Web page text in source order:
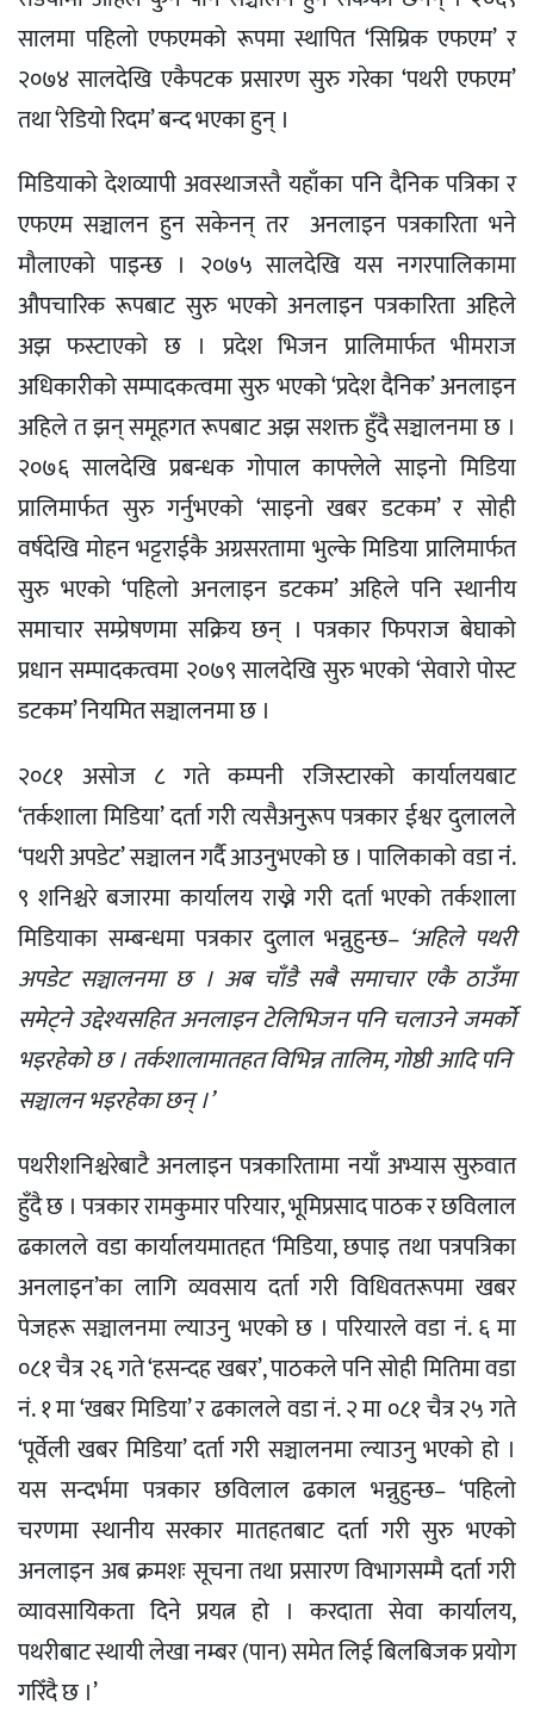
सालमा पहिलो एफएमको रूपमा स्थापित ‘सिम्रिक एफएम’ र
२०७४ सालदेखि एकैपटक प्रसारण सुरु गरेका ‘पथरी एफएम’
तथा ‘रेडियो रिदम’ बन्द भएका हुन् ।
मिडियाको देशव्यापी अवस्थाजस्तै यहाँका पनि दैनिक पत्रिका र
एफएम सञ्चालन हुन सकेनन् तर अनलाइन पत्रकारिता भने
मौलाएको पाइन्छ । २०७५ सालदेखि यस नगरपालिकामा
औपचारिक रूपबाट सुरु भएको अनलाइन पत्रकारिता अहिले
अझ फस्टाएको छ । प्रदेश भिजन प्रालिमार्फत भीमराज
अधिकारीको सम्पादकत्वमा सुरु भएको ‘प्रदेश दैनिक’ अनलाइन
अहिले त झन् समूहगत रूपबाट अझ सशक्त हुँदै सञ्चालनमा छ ।
२०७६ सालदेखि प्रबन्धक गोपाल काफ्लेले साइनो मिडिया
प्रालिमार्फत सुरु गर्नुभएको ‘साइनो खबर डटकम’ र सोही
वर्षदेखि मोहन भट्टराईकै अग्रसरतामा भुल्के मिडिया प्रालिमार्फत
सुरु भएको ‘पहिलो अनलाइन डटकम’ अहिले पनि स्थानीय
समाचार सम्प्रेषणमा सक्रिय छन् । पत्रकार फिपराज बेघाको
प्रधान सम्पादकत्वमा २०७९ सालदेखि सुरु भएको ‘सेवारो पोस्ट
डटकम’ नियमित सञ्चालनमा छ ।
२०८१ असोज ८ गते कम्पनी रजिस्टारको कार्यालयबाट
‘तर्कशाला मिडिया’ दर्ता गरी त्यसैअनुरूप पत्रकार ईश्वर दुलालले
‘पथरी अपडेट’ सञ्चालन गर्दै आउनुभएको छ । पालिकाको वडा नंं.
९ शनिश्चरे बजारमा कार्यालय राख्ने गरी दर्ता भएको तर्कशाला
मिडियाका सम्बन्धमा पत्रकार दुलाल भन्नुहुन्छ– ‘अहिले पथरी
अपडेट सञ्चालनमा छ । अब चाँडै सबै समाचार एकै ठाउँमा
समेट्ने उद्देश्यसहित अनलाइन टेलिभिजन पनि चलाउने जमर्को
भइरहेको छ । तर्कशालामातहत विभिन्न तालिम, गोष्ठी आदि पनि
सञ्चालन भइरहेका छन् ।’
पथरीशनिश्चरेबाटै अनलाइन पत्रकारितामा नयाँ अभ्यास सुरुवात
हुँदै छ । पत्रकार रामकुमार परियार, भूमिप्रसाद पाठक र छविलाल
ढकालले वडा कार्यालयमातहत ‘मिडिया, छपाइ तथा पत्रपत्रिका
अनलाइन’का लागि व्यवसाय दर्ता गरी विधिवतरूपमा खबर
पेजहरू सञ्चालनमा ल्याउनु भएको छ । परियारले वडा नं. ६ मा
०८१ चैत्र २६ गते ‘हसन्दह खबर’, पाठकले पनि सोही मितिमा वडा
नं. १ मा ‘खबर मिडिया’ र ढकालले वडा नं. २ मा ०८१ चैत्र २५ गते
‘पूर्वेली खबर मिडिया’ दर्ता गरी सञ्चालनमा ल्याउनु भएको हो ।
यस सन्दर्भमा पत्रकार छविलाल ढकाल भन्नुहुन्छ– ‘पहिलो
चरणमा स्थानीय सरकार मातहतबाट दर्ता गरी सुरु भएको
अनलाइन अब क्रमशः सूचना तथा प्रसारण विभागसम्मै दर्ता गरी
व्यावसायिकता दिने प्रयत्न हो । करदाता सेवा कार्यालय,
पथरीबाट स्थायी लेखा नम्बर (पान) समेत लिई बिलबिजक प्रयोग
गरिँदै छ ।’